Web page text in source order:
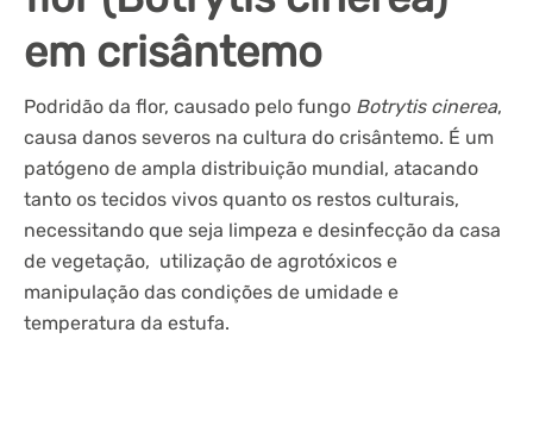
em crisântemo
Podridão da flor, causado pelo fungo Botrytis cinerea,
causa danos severos na cultura do crisântemo. É um
patógeno de ampla distribuição mundial, atacando
tanto os tecidos vivos quanto os restos culturais,
necessitando que seja limpeza e desinfecção da casa
de vegetação, utilização de agrotóxicos e
manipulação das condições de umidade e
temperatura da estufa.